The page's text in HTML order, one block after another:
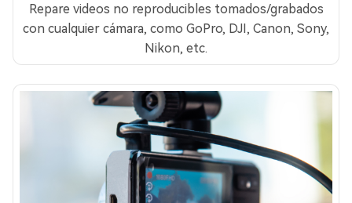
Repare videos no reproducibles tomados/grabados
con cualquier cámara, como GoPro, DJI, Canon, Sony,
Nikon, etc.